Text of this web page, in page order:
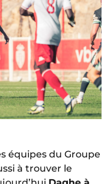
équipes du Groupe
à trouver le